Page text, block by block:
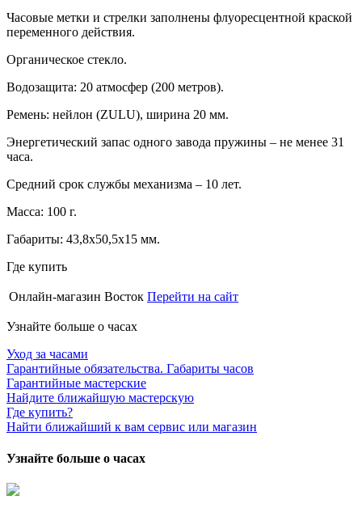
Часовые метки и стрелки заполнены флуоресцентной краской
переменного действия.
Органическое стекло.
Водозащита: 20 атмосфер (200 метров).
Ремень: нейлон (ZULU), ширина 20 мм.
Энергетический запас одного завода пружины – не менее 31
часа.
Средний срок службы механизма – 10 лет.
Масса: 100 г.
Габариты: 43,8х50,5х15 мм.
Где купить
Онлайн-магазин Восток Перейти на сайт
Узнайте больше о часах
Уход за часами
Гарантийные обязательства. Габариты часов
Гарантийные мастерские
Найдите ближайшую мастерскую
Где купить?
Найти ближайший к вам сервис или магазин
Узнайте больше о часах